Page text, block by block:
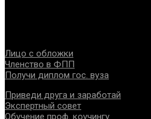
Лицо с обложки
Членство в ФПП
Получи диплом гос. вуза
Приведи друга и заработай
Экспертный совет
Обучение проф. коучингу